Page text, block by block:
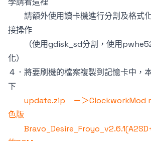
請額外使用讀卡機進行分割及格式
接操作
（使用gdisk_sd分割，使用
化）
４．將要刷機的檔案複製到記憶卡中，
下
update.zip －＞ClockworkMod
色版